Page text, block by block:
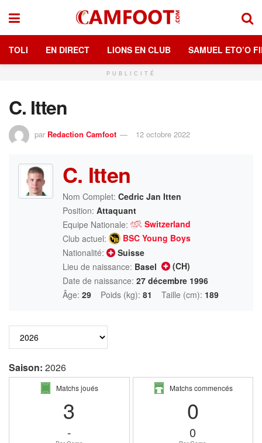
TOLI EN DIRECT LIONS EN CLUB SAMUEL ETO’O
PUBLICITÉ
C. Itten
par Redaction Camfoot 12 octobre 2022
C. Itten
Nom Complet: Cedric Jan Itten
Position: Attaquant
Equipe Nationale:
Switzerland
Club actuel:
BSC Young Boys
Nationalité:
Suisse
Lieu de naissance: Basel
(CH)
Date de naissance: 27 décembre 1996
Âge: 29 Poids (kg): 81 Taille (cm): 189
Saison: 2026
Matchs joués
3
-
Matchs commencés
0
0